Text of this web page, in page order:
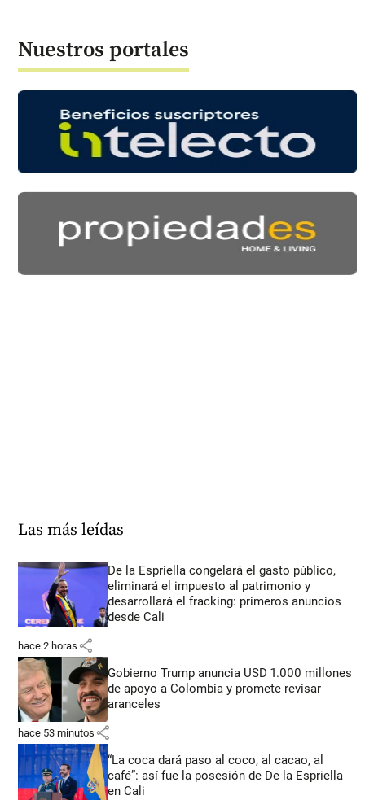
Nuestros portales
Las más leídas
De la Espriella congelará el gasto público,
eliminará el impuesto al patrimonio y
desarrollará el fracking: primeros anuncios
desde Cali
hace 2 horas share
Gobierno Trump anuncia USD 1.000 millones
de apoyo a Colombia y promete revisar
aranceles
hace 53 minutos share
“La coca dará paso al coco, al cacao, al
café”: así fue la posesión de De la Espriella
en Cali